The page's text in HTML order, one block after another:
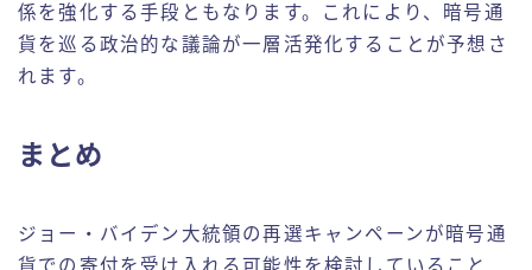
係を強化する手段ともなります。これにより、暗号通
貨を巡る政治的な議論が一層活発化することが予想さ
れます。
まとめ
ジョー・バイデン大統領の再選キャンペーンが暗号通
貨での寄付を受け入れる可能性を検討していること